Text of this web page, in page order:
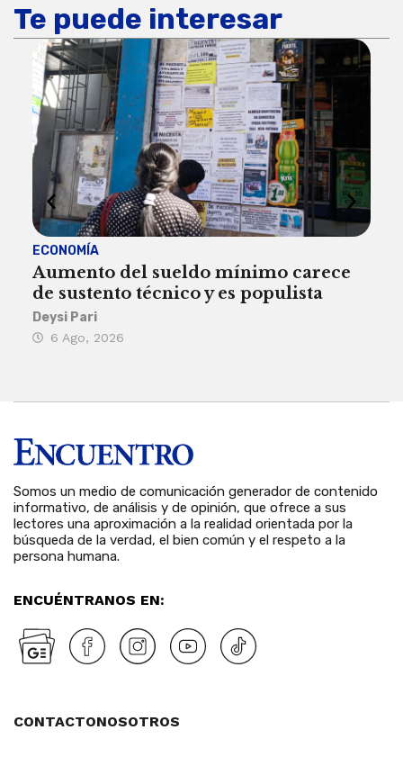
Te puede interesar
ECONOMÍA
Aumento del sueldo mínimo carece
de sustento técnico y es populista
Deysi Pari
6 Ago, 2026
Somos un medio de comunicación generador de contenido
informativo, de análisis y de opinión, que ofrece a sus
lectores una aproximación a la realidad orientada por la
búsqueda de la verdad, el bien común y el respeto a la
persona humana.
ENCUÉNTRANOS EN:
CONTACTONOSOTROS